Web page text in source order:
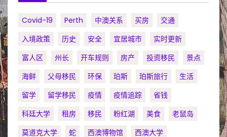
Covid-19 Perth 中澳关系 买房
交通
入境政策
历史 安全 宜居城市
实时更新
富人区
州长 开车规则 房产 投资移民
景点
海鲜
父母移民 环保 珀斯 珀斯旅行
生活
留学
留学移民 疫情 疫情追踪
省钱
科廷大学
租房 移民 粉红湖 美食
老鼠岛
莫道克大学
蛇 西澳博物馆
西澳大学